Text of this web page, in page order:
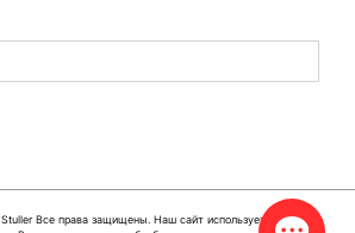
StullerВсе права защищены. Наш сайт использует cookie,